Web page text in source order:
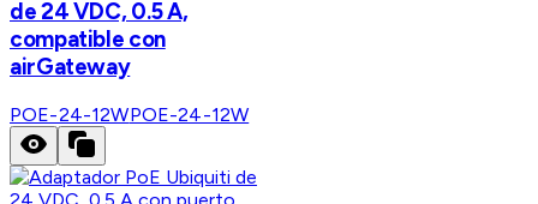
de 24 VDC, 0.5 A,
compatible con
airGateway
POE-24-12WPOE-24-12W